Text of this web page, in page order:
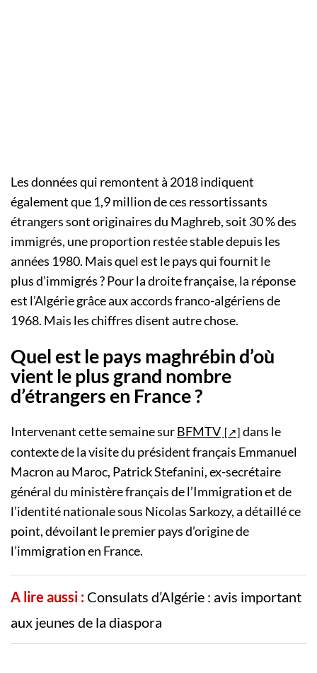
Les données qui remontent à 2018 indiquent
également que 1,9 million de ces ressortissants
étrangers sont originaires du Maghreb, soit 30 % des
immigrés, une proportion restée stable depuis les
années 1980. Mais quel est le pays qui fournit le
plus d’immigrés ? Pour la droite française, la réponse
est l’Algérie grâce aux accords franco-algériens de
1968. Mais les chiffres disent autre chose.
Quel est le pays maghrébin d’où
vient le plus grand nombre
d’étrangers en France ?
Intervenant cette semaine surBFMTV
dans le
contexte de la visite du président français Emmanuel
Macron au Maroc, Patrick Stefanini, ex-secrétaire
général du ministère français de l’Immigration et de
l’identité nationale sous Nicolas Sarkozy, a détaillé ce
point, dévoilant le premier pays d’origine de
l’immigration en France.
A lire aussi : Consulats d’Algérie : avis important
aux jeunes de la diaspora